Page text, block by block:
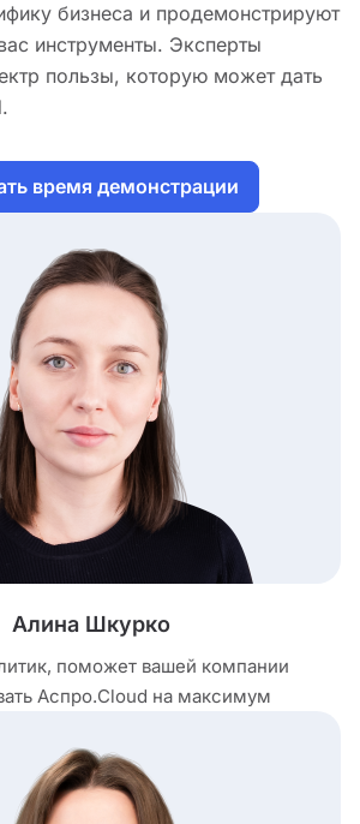
бизнеса и продемонстрируют
инструменты. Эксперты
пользы, которую может дать
время демонстрации
Алина Шкурко
поможет вашей компании
Аспро.Cloud на максимум